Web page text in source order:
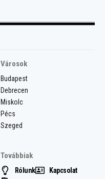
Városok
Budapest
Debrecen
Miskolc
Pécs
Szeged
Továbbiak
Rólunk
Kapcsolat